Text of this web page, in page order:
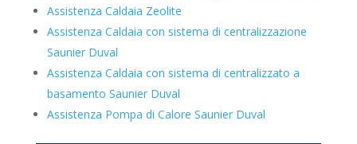
Assistenza Caldaia Zeolite
Assistenza Caldaia con sistema di centralizzazione
Saunier Duval
Assistenza Caldaia con sistema di centralizzato a
basamento Saunier Duval
Assistenza Pompa di Calore Saunier Duval